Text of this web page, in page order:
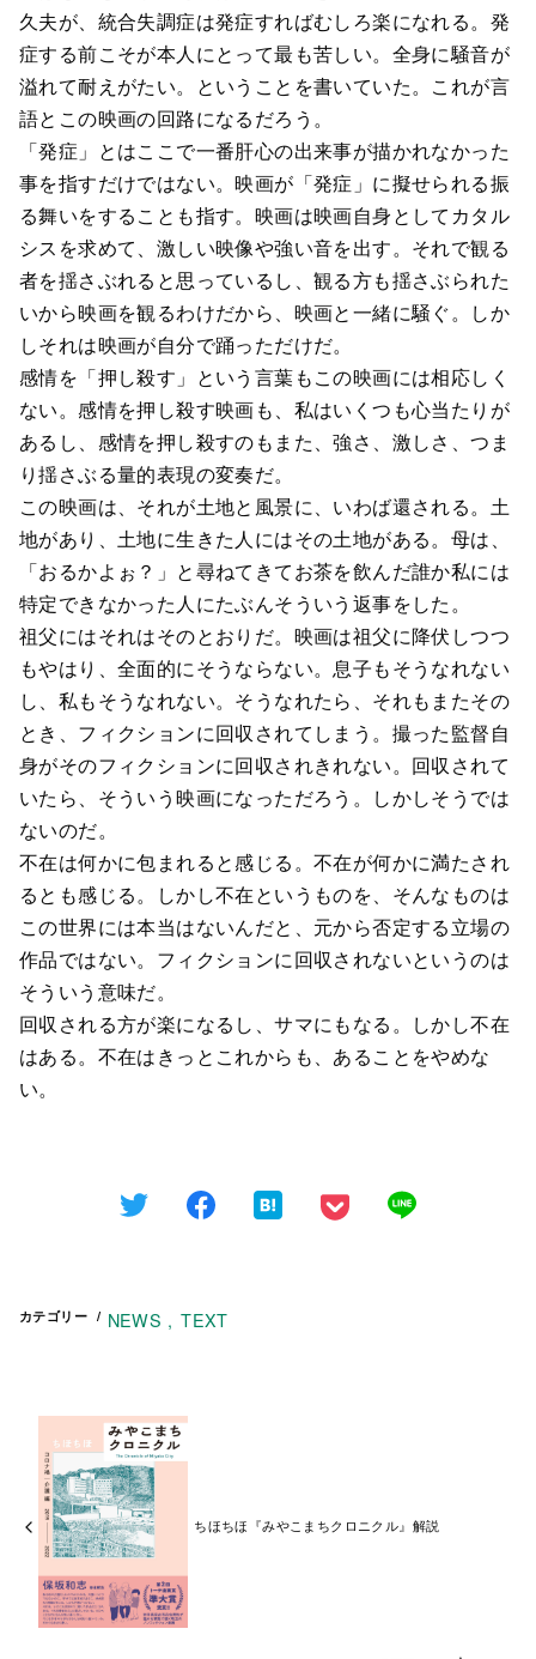
久夫が、統合失調症は発症すればむしろ楽になれる。発
症する前こそが本人にとって最も苦しい。全身に騒音が
溢れて耐えがたい。ということを書いていた。これが言
語とこの映画の回路になるだろう。
「発症」とはここで一番肝心の出来事が描かれなかった
事を指すだけではない。映画が「発症」に擬せられる振
る舞いをすることも指す。映画は映画自身としてカタル
シスを求めて、激しい映像や強い音を出す。それで観る
者を揺さぶれると思っているし、観る方も揺さぶられた
いから映画を観るわけだから、映画と一緒に騒ぐ。しか
しそれは映画が自分で踊っただけだ。
感情を「押し殺す」という言葉もこの映画には相応しく
ない。感情を押し殺す映画も、私はいくつも心当たりが
あるし、感情を押し殺すのもまた、強さ、激しさ、つま
り揺さぶる量的表現の変奏だ。
この映画は、それが土地と風景に、いわば還される。土
地があり、土地に生きた人にはその土地がある。母は、
「おるかよぉ？」と尋ねてきてお茶を飲んだ誰か私には
特定できなかった人にたぶんそういう返事をした。
祖父にはそれはそのとおりだ。映画は祖父に降伏しつつ
もやはり、全面的にそうならない。息子もそうなれない
し、私もそうなれない。そうなれたら、それもまたその
とき、フィクションに回収されてしまう。撮った監督自
身がそのフィクションに回収されきれない。回収されて
いたら、そういう映画になっただろう。しかしそうでは
ないのだ。
不在は何かに包まれると感じる。不在が何かに満たされ
るとも感じる。しかし不在というものを、そんなものは
この世界には本当はないんだと、元から否定する立場の
作品ではない。フィクションに回収されないというのは
そういう意味だ。
回収される方が楽になるし、サマにもなる。しかし不在
はある。不在はきっとこれからも、あることをやめな
い。
カテゴリー NEWS TEXT
ちほちほ『みやこまちクロニクル』解説